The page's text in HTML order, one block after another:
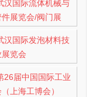
汉国际流体机械与
展览会/阀门展
汉国际发泡材料技
览会
26届中国国际工业
上海工博会）